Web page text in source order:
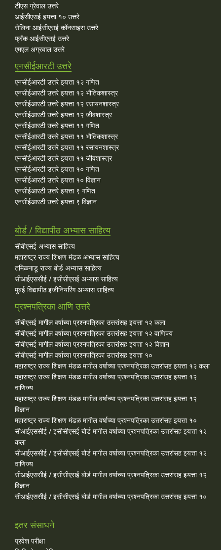
टीएस ग्रेवाल उत्तरे
आईसीएसई इयत्ता १० उत्तरे
सेलिना आईसीएसई कॉनसाइस उत्तरे
फ्रँक आईसीएसई उत्तरे
एमएल अग्रवाल उत्तरे
एनसीईआरटी उत्तरे
एनसीईआरटी उत्तरे इयत्ता १२ गणित
एनसीईआरटी उत्तरे इयत्ता १२ भौतिकशास्त्र
एनसीईआरटी उत्तरे इयत्ता १२ रसायनशास्त्र
एनसीईआरटी उत्तरे इयत्ता १२ जीवशास्त्र
एनसीईआरटी उत्तरे इयत्ता ११ गणित
एनसीईआरटी उत्तरे इयत्ता ११ भौतिकशास्त्र
एनसीईआरटी उत्तरे इयत्ता ११ रसायनशास्त्र
एनसीईआरटी उत्तरे इयत्ता ११ जीवशास्त्र
एनसीईआरटी उत्तरे इयत्ता १० गणित
एनसीईआरटी उत्तरे इयत्ता १० विज्ञान
एनसीईआरटी उत्तरे इयत्ता ९ गणित
एनसीईआरटी उत्तरे इयत्ता ९ विज्ञान
बोर्ड / विद्यापीठ अभ्यास साहित्य
सीबीएसई अभ्यास साहित्य
महाराष्ट्र राज्य शिक्षण मंडळ अभ्यास साहित्य
तमिळनाडू राज्य बोर्ड अभ्यास साहित्य
सीआईएससीई / इसीसीएसई अभ्यास साहित्य
मुंबई विद्यापीठ इंजीनियरिंग अभ्यास साहित्य
प्रश्नपत्रिका आणि उत्तरे
सीबीएसई मागील वर्षाच्या प्रश्‍नपत्रिका उत्तरांसह इयत्ता १२ कला
सीबीएसई मागील वर्षाच्या प्रश्‍नपत्रिका उत्तरांसह इयत्ता १२ वाणिज्य
सीबीएसई मागील वर्षाच्या प्रश्‍नपत्रिका उत्तरांसह इयत्ता १२ विज्ञान
सीबीएसई मागील वर्षाच्या प्रश्‍नपत्रिका उत्तरांसह इयत्ता १०
महाराष्ट्र राज्य शिक्षण मंडळ मागील वर्षाच्या प्रश्‍नपत्रिका उत्तरांसह इयत्ता १२ कला
महाराष्ट्र राज्य शिक्षण मंडळ मागील वर्षाच्या प्रश्‍नपत्रिका उत्तरांसह इयत्ता १२
वाणिज्य
महाराष्ट्र राज्य शिक्षण मंडळ मागील वर्षाच्या प्रश्‍नपत्रिका उत्तरांसह इयत्ता १२
विज्ञान
महाराष्ट्र राज्य शिक्षण मंडळ मागील वर्षाच्या प्रश्‍नपत्रिका उत्तरांसह इयत्ता १०
सीआईएससीई / इसीसीएसई बोर्ड मागील वर्षाच्या प्रश्‍नपत्रिका उत्तरांसह इयत्ता १२
कला
सीआईएससीई / इसीसीएसई बोर्ड मागील वर्षाच्या प्रश्‍नपत्रिका उत्तरांसह इयत्ता १२
वाणिज्य
सीआईएससीई / इसीसीएसई बोर्ड मागील वर्षाच्या प्रश्‍नपत्रिका उत्तरांसह इयत्ता १२
विज्ञान
सीआईएससीई / इसीसीएसई बोर्ड मागील वर्षाच्या प्रश्‍नपत्रिका उत्तरांसह इयत्ता १०
इतर संसाधने
प्रवेश परीक्षा